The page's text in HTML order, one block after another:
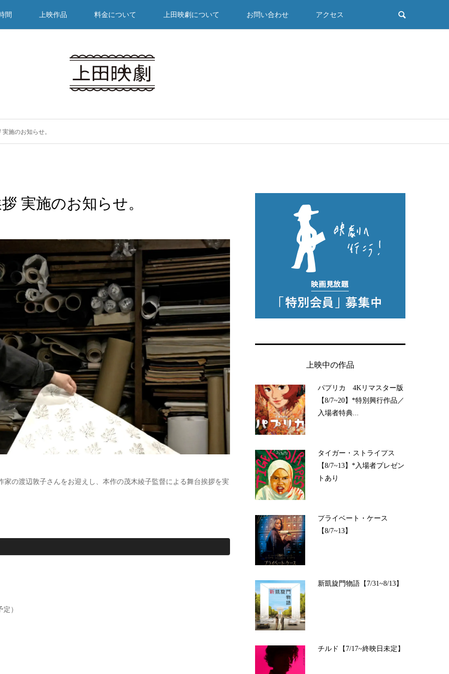
間 上映作品 料金について 上田映劇について お問い合わせ アクセス
施のお知らせ。
実施のお知らせ。
の渡辺敦子さんをお迎えし、本作の茂木綾子監督による舞台挨拶を実
）
上映中の作品
パプリカ 4Kリマスター版
【8/7~20】*特別興行作品／
入場者特典...
タイガー・ストライプス
【8/7~13】*入場者プレゼン
トあり
プライベート・ケース
【8/7~13】
新凱旋門物語【7/31~8/13】
チルド【7/17~終映日未定】